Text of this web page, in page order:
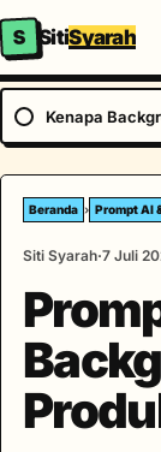
S SitiSyarah
Kenapa
Beranda › Prompt AI
Siti Syarah 7 Juli